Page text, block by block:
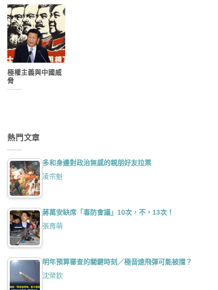
極權主義與中國威
脅
熱門文章
多和身邊對政治無感的親朋好友拉票
凌宗魁
蔣萬安缺席「毒防會議」10次，不，13次！
張育萌
明年預算審查的關鍵時刻／極音速飛彈可能被擋？
沈榮欽